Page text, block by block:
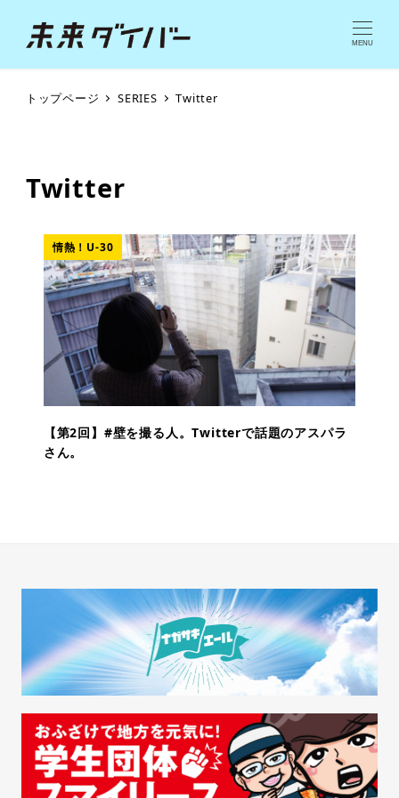
MENU
トップページ SERIES Twitter
Twitter
情熱！U-30
【第2回】#壁を撮る人。Twitterで話題のアスパラ
さん。